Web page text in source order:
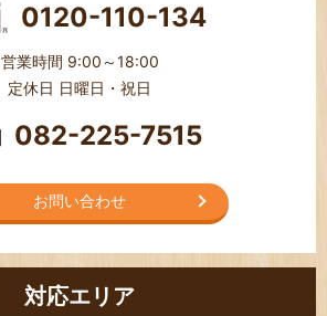
0120-110-134
営業時間 9:00～18:00
定休日 日曜日・祝日
082-225-7515
お問い合わせ
対応エリア